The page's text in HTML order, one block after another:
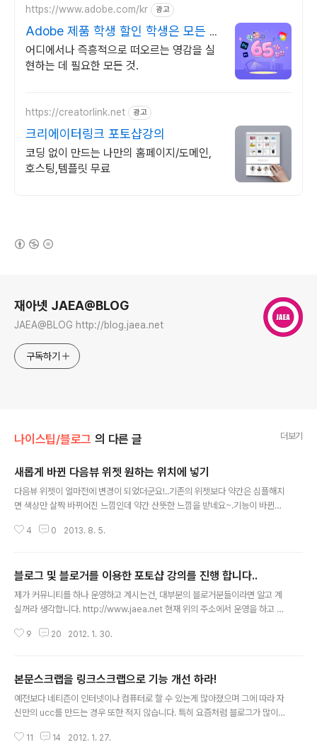
https://www.adobe.com/kr 광고
Adobe 제품 학생 할인 학생은 모든 앱
65% 할인
어디에서나 즉흥적으로 떠오르는 영감을 실
현하는 데 필요한 모든 것.
https://creatorlink.net 광고
크리에이터링크 포토샵강의
코딩 없이 만드는 나만의 홈페이지/도메인,
호스팅,템플릿 무료
재아넷 JAEA@BLOG
JAEA@BLOG http://blog.jaea.net
구독하기
나이스팁/블로그 의 다른 글 더보기
새롭게 바뀐 다음뷰 위젯 원하는 위치에 넣기
다음뷰 위젯이 얼마전에 변경이 되었더군요!..기존의 위젯보다 약간은 심플해지
면 색상만 살짝 바뀌어진 느낌인데 약간 산뜻한 느낌을 받네요~.기능이 바뀐건
한데, 손가락 버튼 크기가 조금 변경된듯 하네요 (단축형) 수정하실 부분입니다.
article_rep_id_##) 이렇게 되어 있는 부분중에 ( 를 [ 로 변경하시고, ) 를 ]
로 변경하여 사용하시면 됩니다. 예) [ ##_article_rep_id_##] ← 이런식으
로 하시면 됩니다. ..
4 0 2013. 8. 5.
블로그 및 블로거를 이용한 포토샵 강의를 진행 합니다..
제가 커뮤니티를 하나 운영하고 계시는건, 대부분의 블로거분들이라면 알고 계
실꺼라 생각합니다. http://www.jaea.net 현재 위의 주소에서 운영을 하고 있
진행을 하는데요! 아래는 그 공지 내용입니다. 오늘 마케팅 책을 읽다보니 이런
이라 생각 합니다. 저 뿐만 아니라 다른 모든분들에게도 해당 되는 말이라 생각
합니다. 그래서 오늘부터 퍼 드리겠습니다.. 거창하게 말씀드리면 재아데이라는
걸 신설합니다. 일주일에 하루를 정하고 그 요일에 재아가 직접 진행하는 강의
9 20 2012. 1. 30.
본문스크랩을 링크스크랩으로 기능 개선 하라!
예전보다 네티즌이 인터넷이나 컴퓨터로 할 수 있는게 많아졌으며 그에 따라 자
신만의 ucc를 만드는 경우 또한 적지 않습니다. 특히 요즘처럼 블로그가 많이
상은 본인이 직접 쓴 글입니다.. 여기서 2개는 가져다 올려놓은 펌질 블로그겠
11 14 2012. 1. 27.